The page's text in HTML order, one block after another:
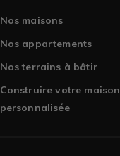
Nos maisons
Nos appartements
Nos terrains à bâtir
Construire votre maison
personnalisée